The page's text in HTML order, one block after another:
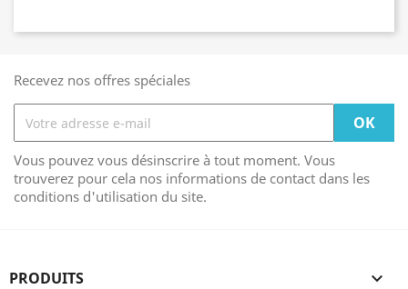
Recevez nos offres spéciales
Vous pouvez vous désinscrire à tout moment. Vous
trouverez pour cela nos informations de contact dans les
conditions d'utilisation du site.
PRODUITS 